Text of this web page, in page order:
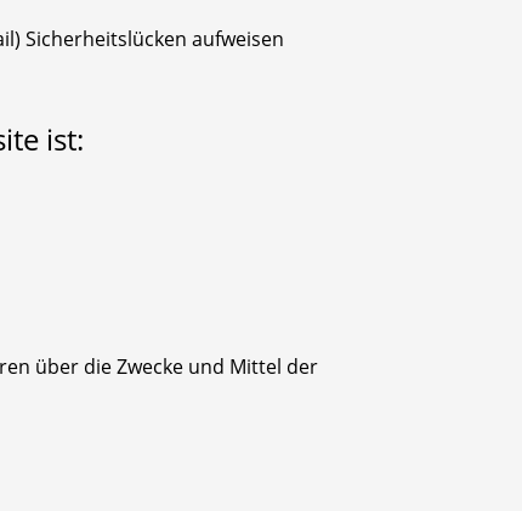
Sicherheitslücken aufweisen
ist:
über die Zwecke und Mittel der